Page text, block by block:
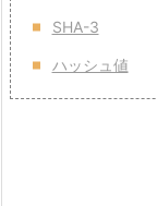
SHA-3
ハッシュ値